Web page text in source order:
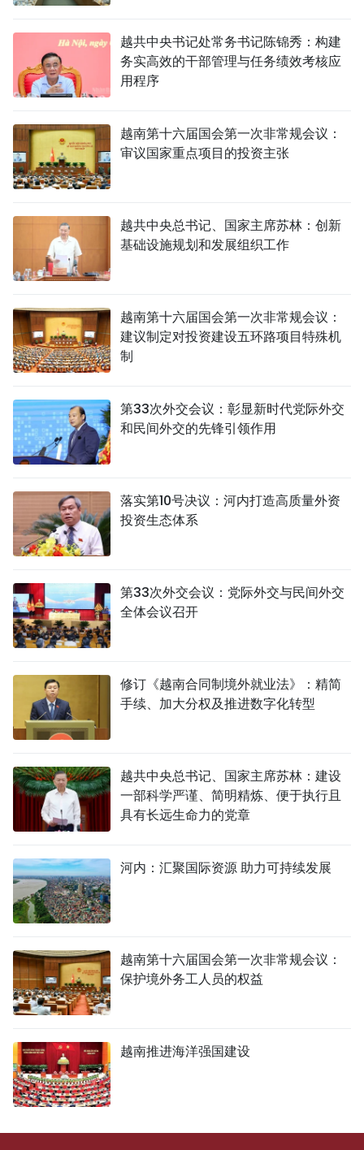
越共中央书记处常务书记陈锦秀：构建
务实高效的干部管理与任务绩效考核应
用程序
越南第十六届国会第一次非常规会议：
审议国家重点项目的投资主张
越共中央总书记、国家主席苏林：创新
基础设施规划和发展组织工作
越南第十六届国会第一次非常规会议：
建议制定对投资建设五环路项目特殊机
制
第33次外交会议：彰显新时代党际外交
和民间外交的先锋引领作用
落实第10号决议：河内打造高质量外资
投资生态体系
第33次外交会议：党际外交与民间外交
全体会议召开
修订《越南合同制境外就业法》：精简
手续、加大分权及推进数字化转型
越共中央总书记、国家主席苏林：建设
一部科学严谨、简明精炼、便于执行且
具有长远生命力的党章
河内：汇聚国际资源 助力可持续发展
越南第十六届国会第一次非常规会议：
保护境外务工人员的权益
越南推进海洋强国建设